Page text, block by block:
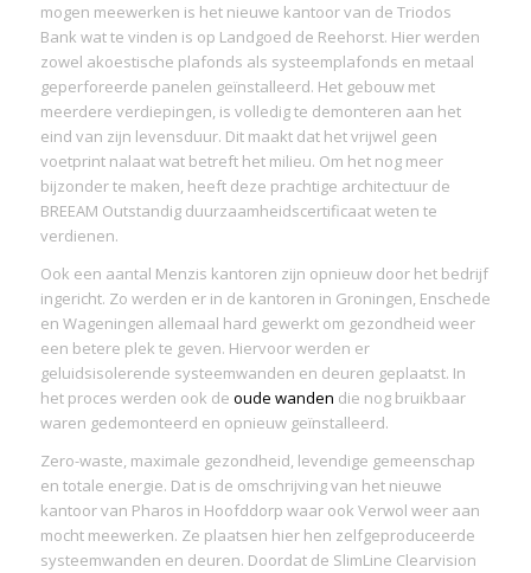
mogen meewerken is het nieuwe kantoor van de Triodos
Bank wat te vinden is op Landgoed de Reehorst. Hier werden
zowel akoestische plafonds als systeemplafonds en metaal
geperforeerde panelen geïnstalleerd. Het gebouw met
meerdere verdiepingen, is volledig te demonteren aan het
eind van zijn levensduur. Dit maakt dat het vrijwel geen
voetprint nalaat wat betreft het milieu. Om het nog meer
bijzonder te maken, heeft deze prachtige architectuur de
BREEAM Outstandig duurzaamheidscertificaat weten te
verdienen.
Ook een aantal Menzis kantoren zijn opnieuw door het bedrijf
ingericht. Zo werden er in de kantoren in Groningen, Enschede
en Wageningen allemaal hard gewerkt om gezondheid weer
een betere plek te geven. Hiervoor werden er
geluidsisolerende systeemwanden en deuren geplaatst. In
het proces werden ook de oude wanden die nog bruikbaar
waren gedemonteerd en opnieuw geïnstalleerd.
Zero-waste, maximale gezondheid, levendige gemeenschap
en totale energie. Dat is de omschrijving van het nieuwe
kantoor van Pharos in Hoofddorp waar ook Verwol weer aan
mocht meewerken. Ze plaatsen hier hen zelfgeproduceerde
systeemwanden en deuren. Doordat de SlimLine Clearvision